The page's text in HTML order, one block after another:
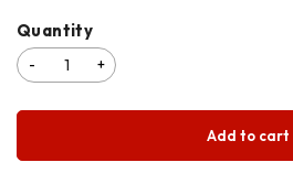
Quantity
Add to cart